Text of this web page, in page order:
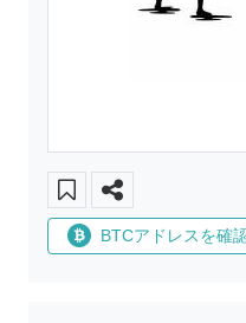
BTCアドレスを確